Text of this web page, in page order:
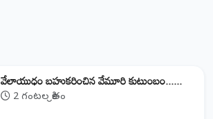
వేలాయుధం బహుకరించిన వేమూరి కుటుంబం......
2 గంటల క్రితం